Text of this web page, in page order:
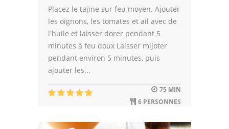
Placez le tajine sur feu moyen. Ajouter
les oignons, les tomates et ail avec de
l'huile et laisser dorer pendant 5
minutes à feu doux Laisser mijoter
pendant environ 5 minutes, puis
ajouter les...
75 MIN
6 PERSONNES